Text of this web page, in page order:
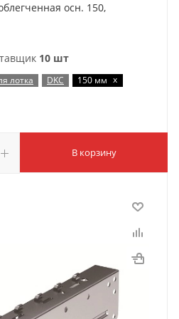
осн. 150,
10 шт
лотка DKC 150 мм x
В корзину